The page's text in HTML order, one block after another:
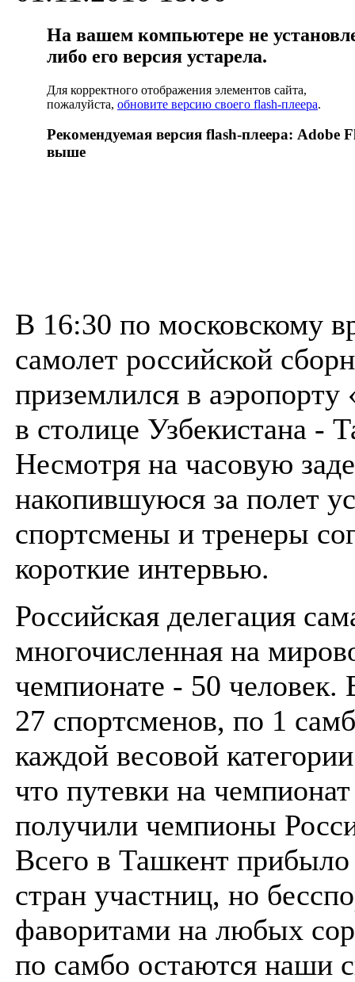
На вашем компьютере не
либо его версия устарела.
Для корректного отображения элементов сайта,
пожалуйста, обновите версию своего flash-плеера.
Рекомендуемая версия flash-плеера: Adobe
выше
В 16:30 по московскому
самолет российской
приземлился в
в столице Узбекистана -
Несмотря на часовую
накопившуюся за полет
спортсмены и тренеры
короткие интервью.
Российская делегация
многочисленная на
чемпионате - 50 человек.
27 спортсменов, по 1
каждой весовой
что путевки на
получили чемпионы
Всего в Ташкент прибыло
стран участниц, но
фаворитами на любых
по самбо остаются наши